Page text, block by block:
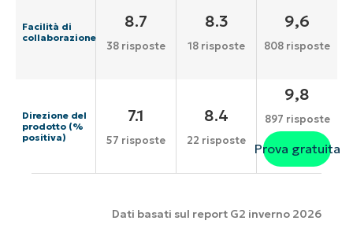
Facilità di
collaborazione
8.7
38 risposte
8.3
18 risposte
9,6
808 risposte
Direzione del
prodotto (%
positiva)
7.1
57 risposte
8.4
22 risposte
9,8
897 risposte
Prova gratuita
Dati basati sul report G2 inverno 2026